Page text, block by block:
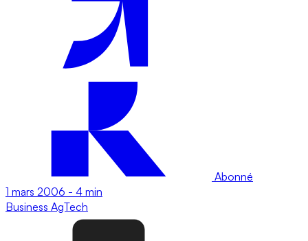
Abonné
1 mars 2006 - 4 min
Business AgTech